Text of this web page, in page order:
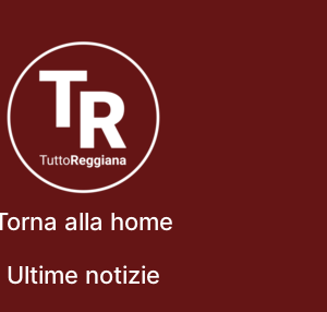
alla home
Ultime notizie